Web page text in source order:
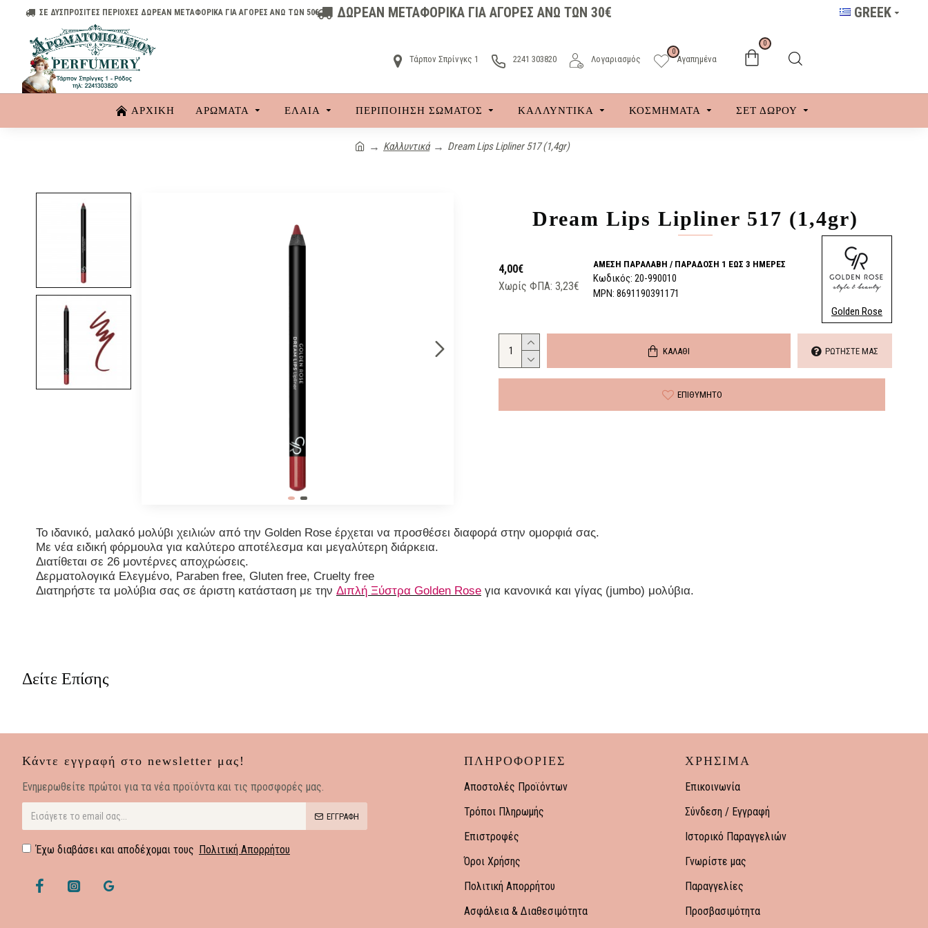
ΣΕ ΔΥΣΠΡΟΣΙΤΕΣ ΠΕΡΙΟΧΕΣ ΔΩΡΕΑΝ ΜΕΤΑΦΟΡΙΚΑ ΓΙΑ ΑΓΟΡΕΣ ΑΝΩ ΤΩΝ 50€ ΔΩΡΕΑΝ ΜΕΤΑΦΟΡΙΚΑ ΓΙΑ ΑΓΟΡΕΣ ΑΝΩ ΤΩΝ 30€ GREEK
Τάρπον Σπρίνγκς 1 2241 303820 Λογαριασμός Αγαπημένα
0
0
ΑΡΧΙΚΗ ΑΡΏΜΑΤΑ ΈΛΑΙΑ ΠΕΡΙΠΟΙΗΣΗ ΣΩΜΑΤΟΣ ΚΑΛΛΥΝΤΙΚΆ ΚΟΣΜΗΜΑΤΑ ΣΕΤ ΔΩΡΟΥ
Καλλυντικά Dream Lips Lipliner 517 (1,4gr)
Dream Lips Lipliner 517 (1,4gr)
4,00€
Χωρίς ΦΠΑ: 3,23€
ΆΜΕΣΗ ΠΑΡΑΛΑΒΉ / ΠΑΡΆΔOΣΗ 1 ΈΩΣ 3 ΗΜΈΡΕΣ
Κωδικός: 20-990010
MPN: 8691190391171
Golden Rose
ΚΑΛΆΘΙ ΡΩΤΉΣΤΕ ΜΑΣ
ΕΠΙΘΥΜΗΤΌ
Το ιδανικό, μαλακό μολύβι χειλιών από την Golden Rose έρχεται να προσθέσει διαφορά στην ομορφιά σας.
Με νέα ειδική φόρμουλα για καλύτερο αποτέλεσμα και μεγαλύτερη διάρκεια.
Διατίθεται σε 26 μοντέρνες αποχρώσεις.
Δερματολογικά Ελεγμένο, Paraben free, Gluten free, Cruelty free
Διατηρήστε τα μολύβια σας σε άριστη κατάσταση με την Διπλή Ξύστρα Golden Rose για κανονικά και γίγας (jumbo) μολύβια.
Δείτε Επίσης
Κάντε εγγραφή στο newsletter μας!
Eνημερωθείτε πρώτοι για τα νέα προϊόντα και τις προσφορές μας.
ΕΓΓΡΑΦΗ
Έχω διαβάσει και αποδέχομαι τους Πολιτική Απορρήτου
ΠΛΗΡΟΦΟΡΙΕΣ
Αποστολές Προϊόντων
Τρόποι Πληρωμής
Επιστροφές
Όροι Χρήσης
Πολιτική Απορρήτου
Ασφάλεια & Διαθεσιμότητα
ΧΡΗΣΙΜΑ
Επικοινωνία
Σύνδεση / Εγγραφή
Ιστορικό Παραγγελιών
Γνωρίστε μας
Παραγγελίες
Προσβασιμότητα